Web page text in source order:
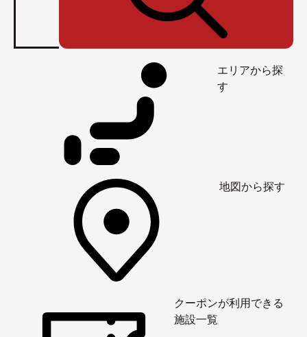
エリアから探
す
地図から探す
クーポンが利用できる
施設一覧